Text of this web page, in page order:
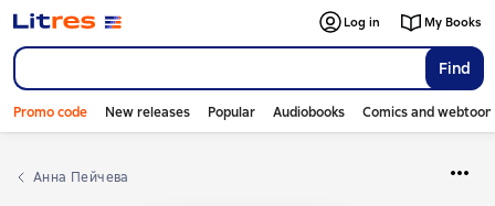
Find
Log in My Books
Promo code New releases Popular Audiobooks Comics and
Анна Пейчева